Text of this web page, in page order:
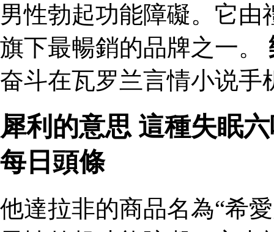
男性勃起功能障礙。它
旗下最暢銷的品牌之一。
奋斗在瓦罗兰言情小说手
犀利的意思 這種失眠
每日頭條
他達拉非的商品名為“希